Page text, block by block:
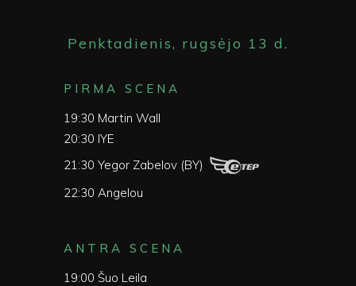
Penktadienis, rugsėjo 13 d.
PIRMA SCENA
19:30 Martin Wall
20:30 IYE
21:30 Yegor Zabelov (BY)
22:30 Angelou
ANTRA SCENA
19:00 Šuo Leila